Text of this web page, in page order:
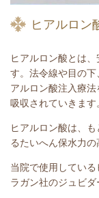
ヒアルロン
ヒアルロン酸とは
す。法令線や目の
アルロン酸注入療
吸収されていきます
ヒアルロン酸は、
るたいへん保水力の
当院で使用してい
ラガン社のジュビダ